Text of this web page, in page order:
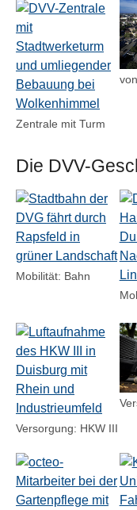
Show larger version
Zentrale mit Turm
Die DVV-
Show larger version
Mobilität: Bahn
Show larger version
Versorgung: HKW III
Show larger version